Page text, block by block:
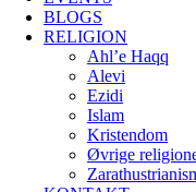
BLOGS
RELIGION
Ahl’e Haqq
Alevi
Ezidi
Islam
Kristendom
Øvrige